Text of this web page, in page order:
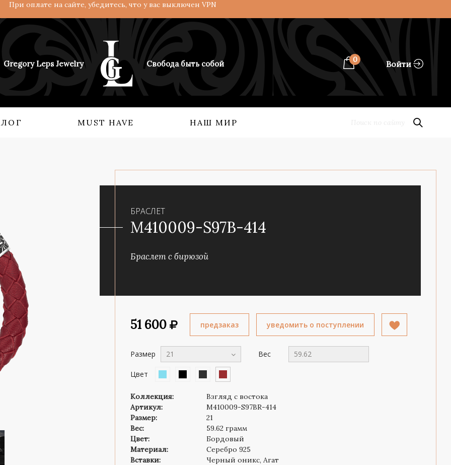
При оплате на сайте, убедитесь, что у вас выключен VPN
Gregory Leps Jewelry Свобода быть собой 0 Войти
Взгляд с востока
Мифология силы
Символ веры
MUST HAVE НАШ МИР
БРАСЛЕТ
M410009-S97B-414
Браслет с бирюзой
51 600 предзаказ уведомить о поступлении
Размер 21 Вес 59.62
Цвет
Коллекция:
Взгляд с востока
Артикул:
M410009-S97BR-414
Размер:
21
Вес:
59.62 грамм
Цвет:
Бордовый
Материал:
Серебро 925
Вставки:
Черный оникс, Агат